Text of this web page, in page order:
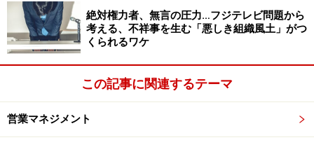
ん。
例えば大谷選手を起用している飲料メーカーは、彼を使
うことで爽やかな印象を植え付け、広告を見る人に商品
の飲み心地のよさの印象付けを狙っていると思われま
す。視聴者が店舗に買い物に行った際に、その商品を手
に取らせることができれば、狙い通りの効果が得られた
絶対権力者、無言の圧力…フジテレビ問題から
考える、不祥事を生む「悪しき組織風土」がつ
くられるワケ
この記事に関連するテーマ
営業マネジメント